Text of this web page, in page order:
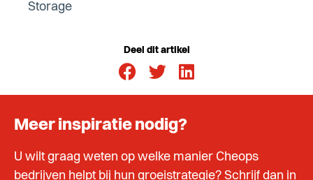
Storage
Deel dit artikel
Meer inspiratie nodig?
U wilt graag weten op welke manier Cheops
bedrijven helpt bij hun groeistrategie? Schrijf dan in